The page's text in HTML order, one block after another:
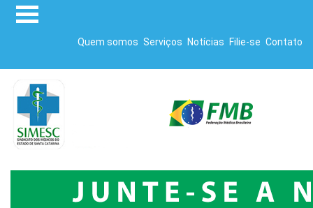
Quem somos Serviços Notícias Filie-se Contato